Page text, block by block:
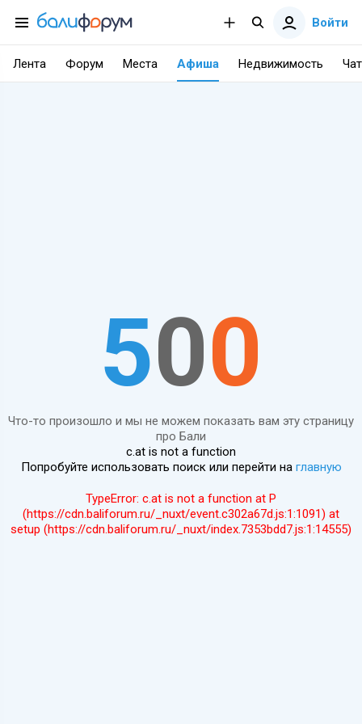
Войти
Лента Форум Места Афиша Недвижимость Чат
500
Что-то произошло и мы не можем показать вам эту страницу
про Бали
c.at is not a function
Попробуйте использовать поиск или перейти на главную
TypeError: c.at is not a function at P
(https://cdn.baliforum.ru/_nuxt/event.c302a67d.js:1:1091) at
setup (https://cdn.baliforum.ru/_nuxt/index.7353bdd7.js:1:14555)